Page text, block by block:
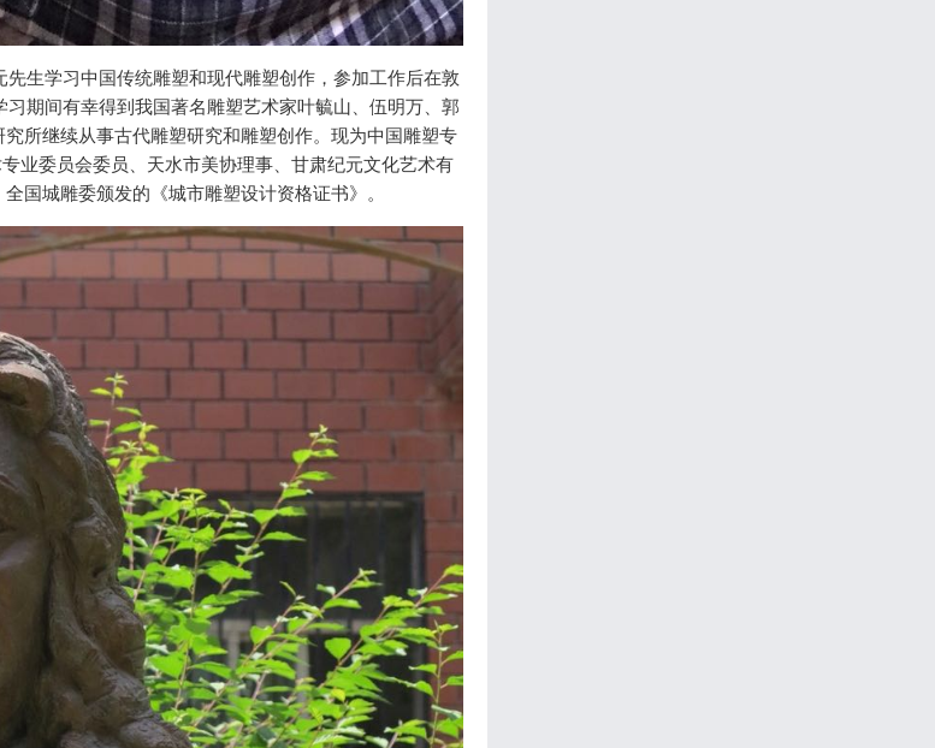
生学习中国传统雕塑和现代雕塑创作，参加工作后在敦
期间有幸得到我国著名雕塑艺术家叶毓山、伍明万、郭
所继续从事古代雕塑研究和雕塑创作。现为中国雕塑专
业委员会委员、天水市美协理事、甘肃纪元文化艺术有
国城雕委颁发的《城市雕塑设计资格证书》。